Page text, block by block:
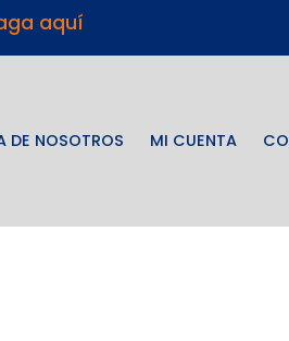
aquí
DE NOSOTROS MI CUENTA